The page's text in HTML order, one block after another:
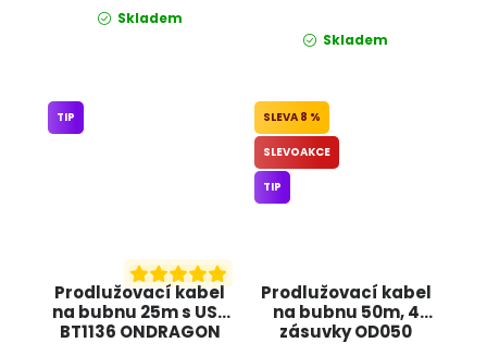
Skladem
Skladem
Prodlužovací kabel
na bubnu 25m s USB
BT1136 ONDRAGON
TIP
Prodlužovací kabel
na bubnu 50m, 4
zásuvky OD050
8 %
SLEVOAKCE
TIP